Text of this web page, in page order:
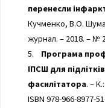
перенесли
Кучменко, В.О.
журнал. – 2018. – №
5. Програма
ІПСШ для
фасилітатора. –
ISBN 978-966-8977-